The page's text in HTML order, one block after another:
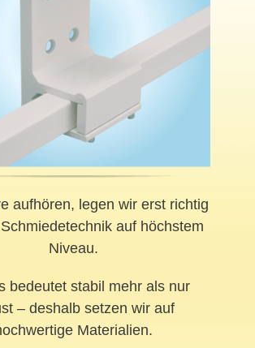
aufhören, legen wir erst richtig
auf höchstem
Niveau.
bedeutet stabil mehr als nur
– deshalb setzen wir auf
Materialien.